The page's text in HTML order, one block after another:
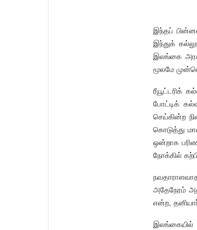
இந்தப்
இந்துக்
இலங்கை
மூலமே
ரீயூட்டரிக்
போட்டிக்
செய்கின்ற
கொடுத்து
ஒன்றாக
நோக்கில்
அதேநேரம்
என்ற,
இலங்கையில்